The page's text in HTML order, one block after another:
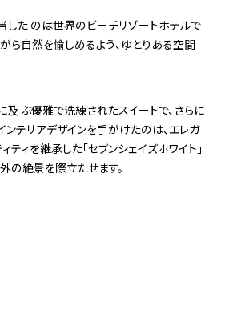
した のは世界のビーチリゾートホテルで
ら自然を愉しめるよう、ゆとりある空間
及 ぶ優雅で洗練されたスイートで、さらに
テリアデザインを手がけたのは、エレガ
ィを継承した「セブンシェイズホワイト」
の絶景を際立たせます。